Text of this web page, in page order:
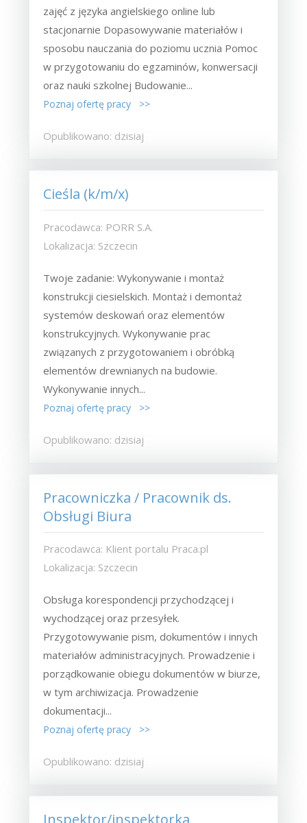
zajęć z języka angielskiego online lub
stacjonarnie Dopasowywanie materiałów i
sposobu nauczania do poziomu ucznia Pomoc
w przygotowaniu do egzaminów, konwersacji
oraz nauki szkolnej Budowanie...
Poznaj ofertę pracy >>
Opublikowano: dzisiaj
Cieśla (k/m/x)
Pracodawca: PORR S.A.
Lokalizacja: Szczecin
Twoje zadanie: Wykonywanie i montaż
konstrukcji ciesielskich. Montaż i demontaż
systemów deskowań oraz elementów
konstrukcyjnych. Wykonywanie prac
związanych z przygotowaniem i obróbką
elementów drewnianych na budowie.
Wykonywanie innych...
Poznaj ofertę pracy >>
Opublikowano: dzisiaj
Pracowniczka / Pracownik ds.
Obsługi Biura
Pracodawca: Klient portalu Praca.pl
Lokalizacja: Szczecin
Obsługa korespondencji przychodzącej i
wychodzącej oraz przesyłek.
Przygotowywanie pism, dokumentów i innych
materiałów administracyjnych. Prowadzenie i
porządkowanie obiegu dokumentów w biurze,
w tym archiwizacja. Prowadzenie
dokumentacji...
Poznaj ofertę pracy >>
Opublikowano: dzisiaj
Inspektor/inspektorka